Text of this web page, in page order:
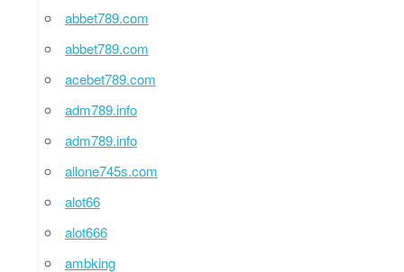
abbet789.com
abbet789.com
acebet789.com
adm789.info
adm789.info
allone745s.com
alot66
alot666
ambking